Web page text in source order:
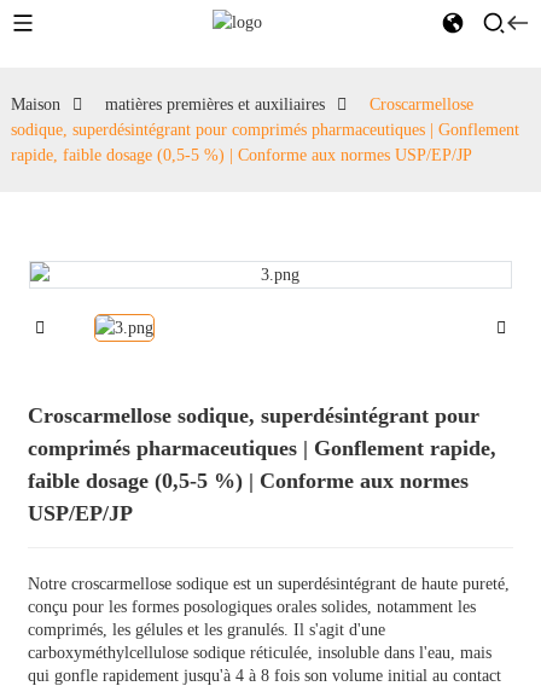
Maison matières premières et auxiliaires
Croscarmellose
sodique, superdésintégrant pour comprimés pharmaceutiques | Gonflement
rapide, faible dosage (0,5-5 %) | Conforme aux normes USP/EP/JP
Croscarmellose sodique, superdésintégrant pour
comprimés pharmaceutiques | Gonflement rapide,
faible dosage (0,5-5 %) | Conforme aux normes
USP/EP/JP
Notre croscarmellose sodique est un superdésintégrant de haute pureté,
conçu pour les formes posologiques orales solides, notamment les
comprimés, les gélules et les granulés. Il s'agit d'une
carboxyméthylcellulose sodique réticulée, insoluble dans l'eau, mais
qui gonfle rapidement jusqu'à 4 à 8 fois son volume initial au contact